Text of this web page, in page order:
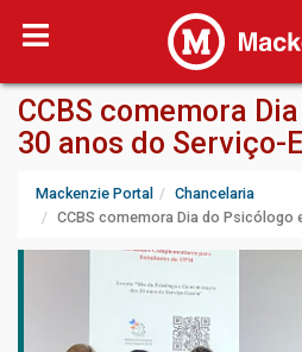
CCBS comemora
30 anos do Serviço-
Mackenzie Portal
Chancelaria
CCBS comemora Dia do Psicólogo